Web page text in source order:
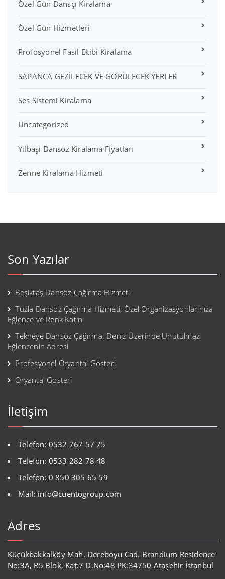
Özel Gün Dansçı Kiralama
Özel Gün Hizmetleri
Profosyonel Fasıl Ekibi Kiralama
SAPANCA GEZİLECEK VE GÖRÜLECEK YERLER
Ses Sistemi Kiralama
Uncategorized
Yılbaşı Dansöz Kiralama Fiyatları
Zenne Kiralama Hizmeti
Son Yazılar
Beşiktaş Dansöz Çağırma Hizmeti
Tuzla Dansöz Çağırma Hizmeti: Özel Organizasyonlarınıza
Eğlence ve Renk Katın
Tekneye Dansöz Çağırma: Deniz Üzerinde Unutulmaz
Eğlencenin Adresi
Profesyonel Oryantal Gösteri
Oryantal Gösteri
İletişim
Telefon: 0532 767 57 75
Telefon: 0533 282 78 48
Telefon: 0 850 305 65 59
Mail: info@cuentogroup.com
Adres
Küçükbakkalköy Mah. Dereboyu Cad. Brandium Residence
No:3A, R5 Blok, Kat:7 D.No:48 PK:34750 Ataşehir İstanbul